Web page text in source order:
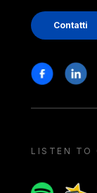
Contatti
Stay in
Facebook
LISTEN TO
Spotify